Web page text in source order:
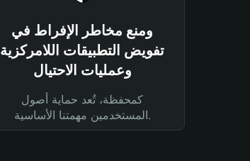
ومنع مخاطر الإفراط في
تفويض التطبيقات اللامركزية
وعمليات الاحتيال
كمحفظة، تُعد حماية أصول
المستخدمين مهمتنا الأساسية.